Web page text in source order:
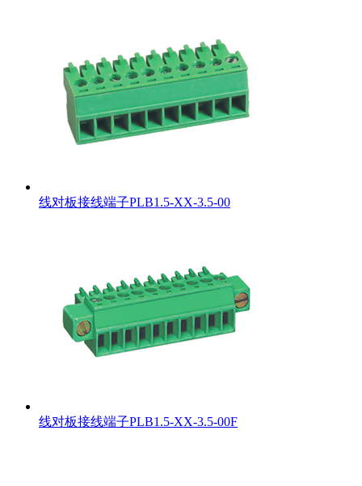
线对板接线端子PLB1.5-XX-3.5-00
线对板接线端子PLB1.5-XX-3.5-00F